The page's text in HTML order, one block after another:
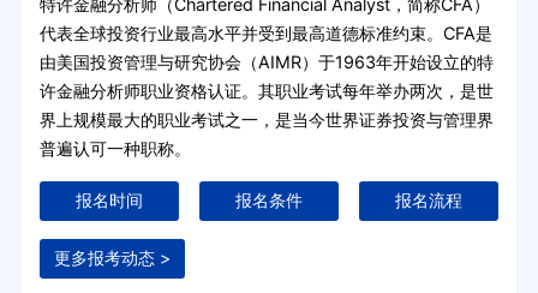
特许金融分析师（Chartered Financial Analyst，简称CFA）
代表全球投资行业最高水平并受到最高道德标准约束。CFA是
由美国投资管理与研究协会（AIMR）于1963年开始设立的特
许金融分析师职业资格认证。其职业考试每年举办两次，是世
界上规模最大的职业考试之一，是当今世界证券投资与管理界
普遍认可一种职称。
报名时间 报名条件 报名流程
更多报考动态 >